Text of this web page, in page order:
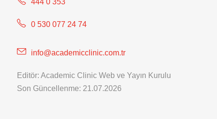
0 530 077 24 74
info@academicclinic.com.tr
Editör: Academic Clinic Web ve Yayın Kurulu
Son Güncellenme: 21.07.2026